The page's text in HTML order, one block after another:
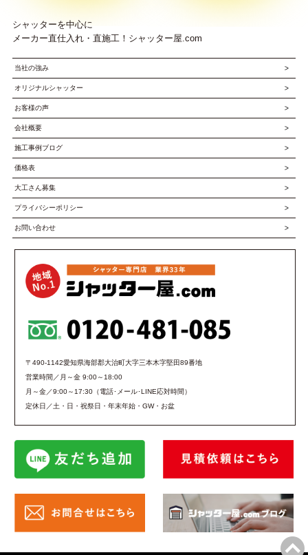
シャッターを中心に
メーカー直仕入れ・直施工！シャッター屋.com
当社の強み
オリジナルシャッター
お客様の声
会社概要
施工事例ブログ
価格表
大工さん募集
プライバシーポリシー
お問い合わせ
〒490-1142愛知県海部郡大治町大字三本木字堅田89番地
営業時間／月～金 9:00～18:00
月～金／9:00～17:30（電話･メール･LINE応対時間）
定休日／土・日・祝祭日・年末年始・GW・お盆